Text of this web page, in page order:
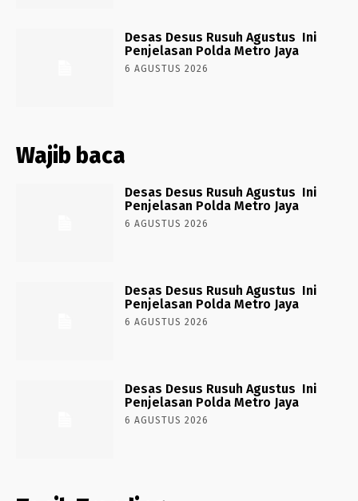
Desas Desus Rusuh Agustus Ini
Penjelasan Polda Metro Jaya
6 AGUSTUS 2026
Wajib baca
Desas Desus Rusuh Agustus Ini
Penjelasan Polda Metro Jaya
6 AGUSTUS 2026
Desas Desus Rusuh Agustus Ini
Penjelasan Polda Metro Jaya
6 AGUSTUS 2026
Desas Desus Rusuh Agustus Ini
Penjelasan Polda Metro Jaya
6 AGUSTUS 2026